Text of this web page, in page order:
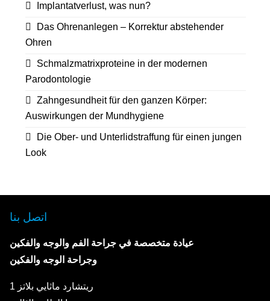
Implantatverlust, was nun?
Das Ohrenanlegen – Korrektur abstehender
Ohren
Schmalzmatrixproteine in der modernen
Parodontologie
Zahngesundheit für den ganzen Körper:
Auswirkungen der Mundhygiene
Die Ober- und Unterlidstraffung für einen jungen
Look
اتصل بنا
عيادة متخصصة في جراحة الفم والوجه والفكين
وجراحة الوجه والفكين
ريتشارد ماثايي بلاتز 1